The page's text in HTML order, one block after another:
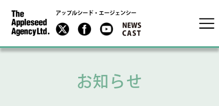
アップルシード・エージェンシー
お知らせ